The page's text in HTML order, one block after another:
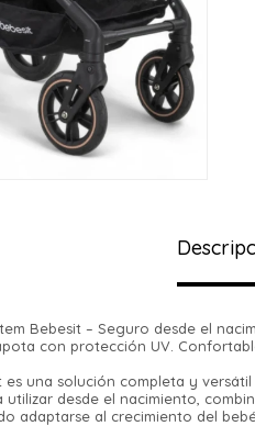
Bebesit – Seguro desde el
con protección UV.
es una solución completa y
utilizar desde el nacimiento,
adaptarse al crecimiento del